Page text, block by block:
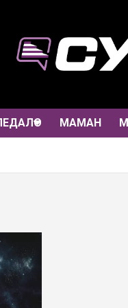
МАМАН